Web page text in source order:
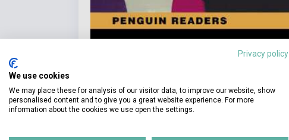
Privacy policy
We use cookies
We may place these for analysis of our visitor data, to improve our website, show
personalised content and to give you a great website experience. For more
information about the cookies we use open the settings.